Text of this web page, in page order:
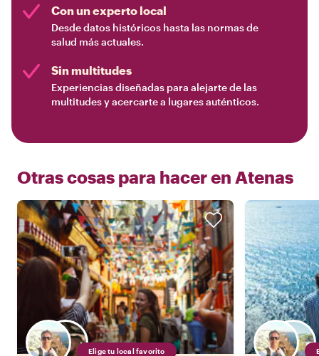
Con un experto local
Desde datos históricos hasta las normas de
salud más actuales.
Sin multitudes
Experiencias diseñadas para alejarte de las
multitudes y acercarte a lugares auténticos.
Otras cosas para hacer en Atenas
Elige tu local favorito